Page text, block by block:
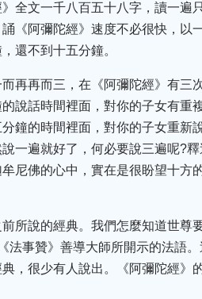
全文一千八百五十八字，讀一遍
《阿彌陀經》速度不必很快，以
還不到十五分鐘。
再再而三，在《阿彌陀經》有三
說話時間裡面，對你的子女有重
鐘的時間裡面，對你的子女重新
一遍就好了，何必要說三遍呢?
尼佛的心中，實在是很盼望十方
所說的經典。我們怎麼知道世尊
事贊》善導大師所開示的法語。
，很少有人說出。《阿彌陀經》